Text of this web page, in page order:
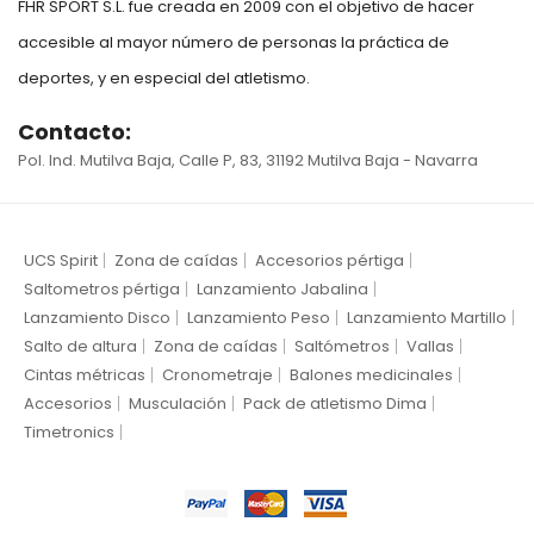
FHR SPORT S.L. fue creada en 2009 con el objetivo de hacer
accesible al mayor número de personas la práctica de
deportes, y en especial del atletismo.
Contacto:
Pol. Ind. Mutilva Baja, Calle P, 83, 31192 Mutilva Baja - Navarra
UCS Spirit Zona de caídas
Accesorios pértiga
Saltometros pértiga
Lanzamiento Jabalina
Lanzamiento Disco
Lanzamiento Peso
Lanzamiento Martillo
Salto de altura
Zona de caídas Saltómetros
Vallas
Cintas métricas
Cronometraje
Balones medicinales
Accesorios
Musculación
Pack de atletismo Dima
Timetronics